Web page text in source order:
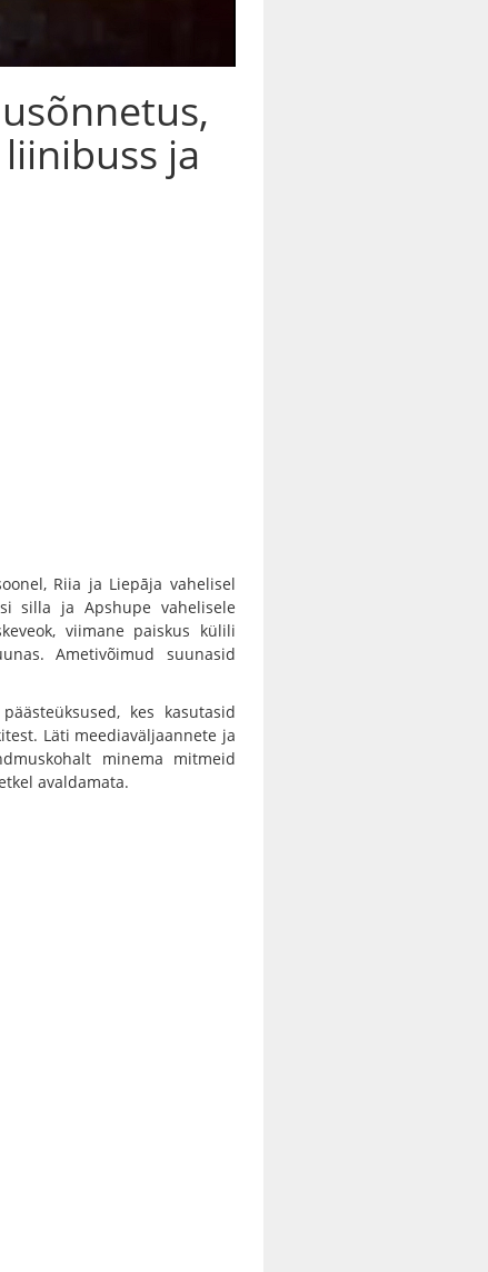
ja
Riia ja Liepāja vahelisel
silla ja Apshupe vahelisele
viimane paiskus külili
Ametivõimud suunasid
kes kasutasid
Läti meediaväljaannete ja
minema mitmeid
avaldamata.